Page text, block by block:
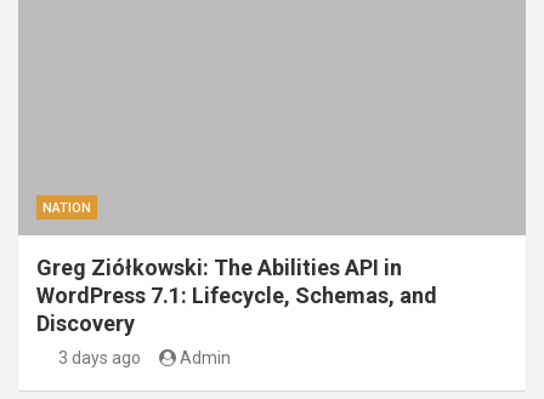
NATION
Greg Ziółkowski: The Abilities API in
WordPress 7.1: Lifecycle, Schemas, and
Discovery
3 days ago Admin